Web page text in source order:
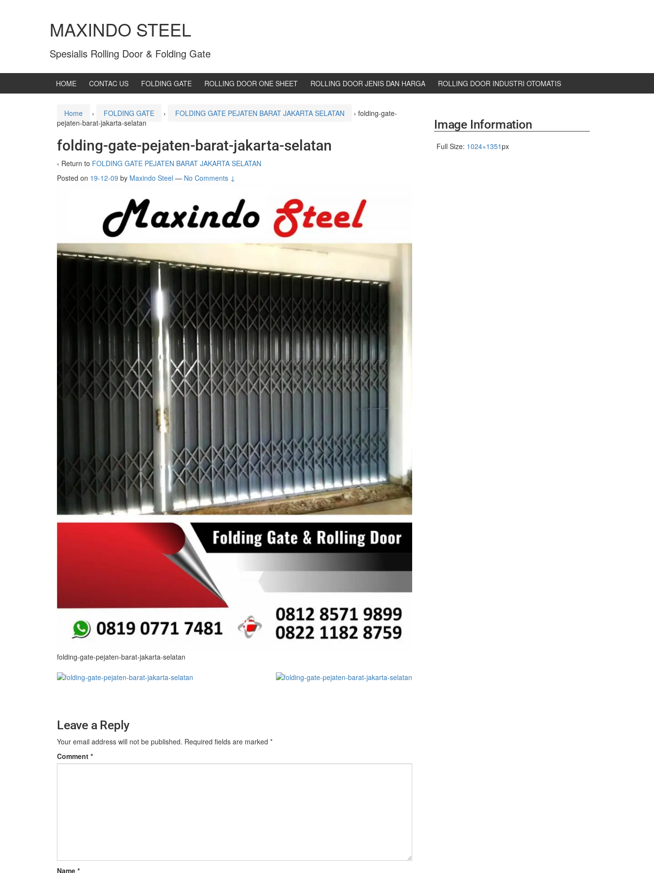
MAXINDO STEEL
Spesialis Rolling Door & Folding Gate
HOME CONTAC US FOLDING GATE ROLLING DOOR ONE SHEET ROLLING DOOR JENIS DAN HARGA ROLLING DOOR INDUSTRI OTOMATIS
Home › FOLDING GATE › FOLDING GATE PEJATEN BARAT JAKARTA SELATAN › folding-gate-
pejaten-barat-jakarta-selatan
folding-gate-pejaten-barat-jakarta-selatan
‹ Return to FOLDING GATE PEJATEN BARAT JAKARTA SELATAN
Posted on 19-12-09 by Maxindo Steel — No Comments ↓
folding-gate-pejaten-barat-jakarta-selatan
Leave a Reply
Your email address will not be published. Required fields are marked *
Comment *
Name *
Image Information
Full Size: 1024×1351px